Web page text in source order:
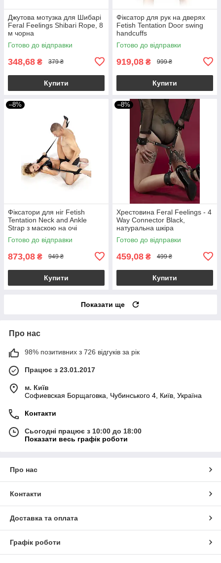
Джутова мотузка для Шибарі
Feral Feelings Shibari Rope, 8
м чорна
Готово до відправки
348,68 ₴ 379 ₴
Купити
Фіксатор для рук на дверях
Fetish Tentation Door swing
handcuffs
Готово до відправки
919,08 ₴ 999 ₴
Купити
–8%
Фіксатори для ніг Fetish
Tentation Neck and Ankle
Strap з маскою на очі
Готово до відправки
873,08 ₴ 949 ₴
Купити
–8%
Хрестовина Feral Feelings - 4
Way Connector Black,
натуральна шкіра
Готово до відправки
459,08 ₴ 499 ₴
Купити
Показати ще
Про нас
98% позитивних з 726 відгуків за рік
Працює з 23.01.2017
м. Київ
Софиевская Борщаговка, Чубинського 4, Київ, Україна
Контакти
Сьогодні працює з 10:00 до 18:00
Показати весь графік роботи
Про нас
Контакти
Доставка та оплата
Графік роботи